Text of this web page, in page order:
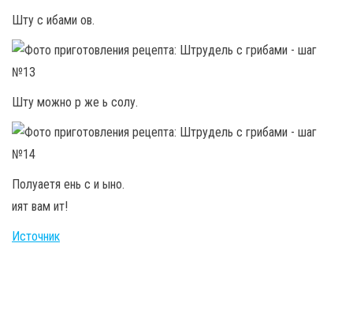
Шту с ибами ов.
Шту можно р же ь солу.
Полуаетя ень с и ыно.
ият вам ит!
Источник